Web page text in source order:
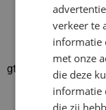
gtrspvjgtroijvghtrs
verkeer te
informatie
met onze
die deze
informatie
die zij